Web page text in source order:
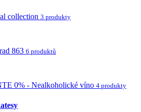
collection 3 produkty
863 6 produktů
0% - Nealkoholické víno 4 produkty